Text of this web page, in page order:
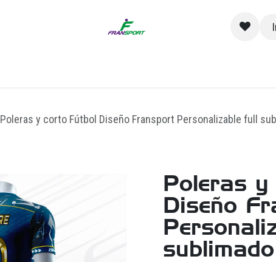
Poleras y corto Fútbol Diseño Fransport Personalizable full
Poleras
Diseño